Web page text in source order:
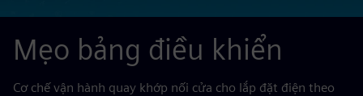
Mẹo bảng điều khiển
Cơ chế vận hành quay khớp nối cửa cho lắp đặt điện theo